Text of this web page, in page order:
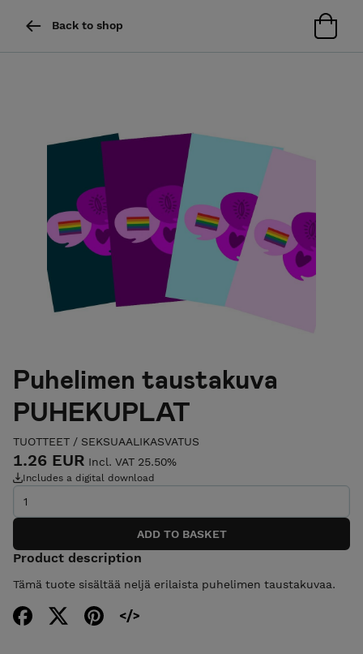
Back to shop
Puhelimen taustakuva
PUHEKUPLAT
TUOTTEET / SEKSUAALIKASVATUS
1.26 EUR Incl. VAT 25.50%
Includes a digital download
Product description
Tämä tuote sisältää neljä erilaista puhelimen taustakuvaa.